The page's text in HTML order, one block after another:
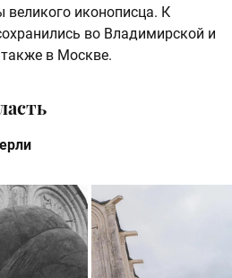
иконописца. К
во Владимирской и
в Москве.